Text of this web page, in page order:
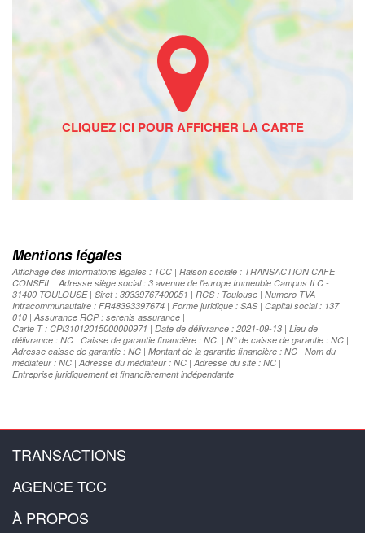
Mentions légales
Affichage des informations légales : TCC | Raison sociale : TRANSACTION CAFE
CONSEIL | Adresse siège social : 3 avenue de l'europe Immeuble Campus II C -
31400 TOULOUSE | Siret : 39339767400051 | RCS : Toulouse | Numero TVA
Intracommunautaire : FR48393397674 | Forme juridique : SAS | Capital social : 137
010 | Assurance RCP : serenis assurance |
Carte T : CPI31012015000000971 | Date de délivrance : 2021-09-13 | Lieu de
délivrance : NC | Caisse de garantie financière : NC. | N° de caisse de garantie : NC |
Adresse caisse de garantie : NC | Montant de la garantie financière : NC | Nom du
médiateur : NC | Adresse du médiateur : NC | Adresse du site : NC |
Entreprise juridiquement et financièrement indépendante
TRANSACTIONS
AGENCE TCC
À PROPOS